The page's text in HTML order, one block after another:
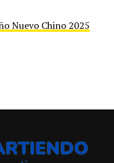
Nuevo Chino 2025